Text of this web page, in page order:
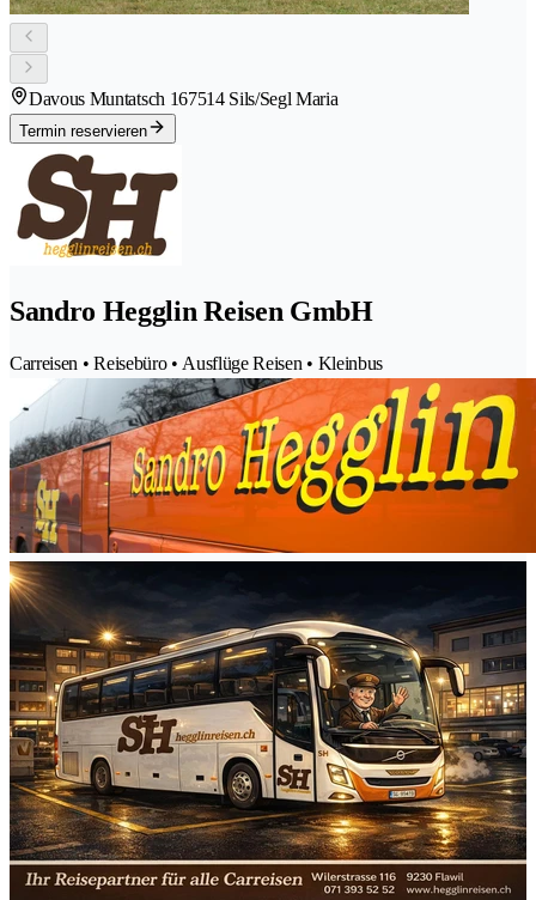
Davous Muntatsch 167514 Sils/Segl Maria
Termin reservieren
Sandro Hegglin Reisen GmbH
Carreisen • Reisebüro • Ausflüge Reisen • Kleinbus